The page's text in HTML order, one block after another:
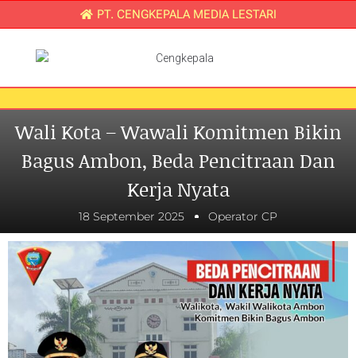
PT. CENGKEPALA MEDIA LESTARI
Wali Kota – Wawali Komitmen Bikin
Bagus Ambon, Beda Pencitraan Dan
Kerja Nyata
18 September 2025 Operator CP